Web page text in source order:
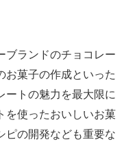
ブランドのチョコレー
お菓子の作成といった
ートの魅力を最大限に
を使ったおいしいお菓
ピの開発なども重要な